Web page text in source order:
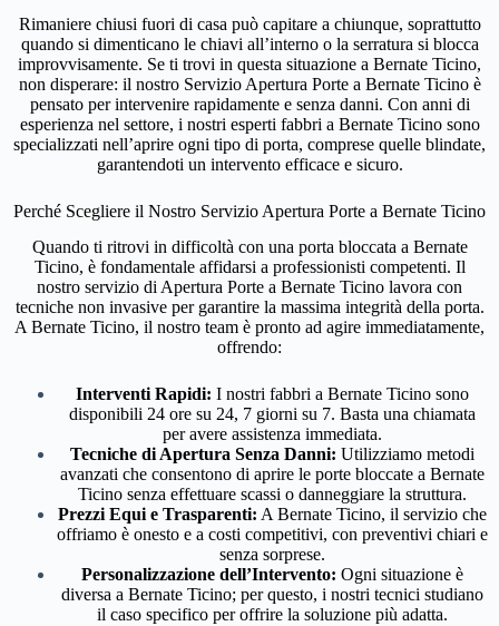
Rimaniere chiusi fuori di casa può capitare a chiunque, soprattutto
quando si dimenticano le chiavi all’interno o la serratura si blocca
improvvisamente. Se ti trovi in questa situazione a Bernate Ticino,
non disperare: il nostro Servizio Apertura Porte a Bernate Ticino è
pensato per intervenire rapidamente e senza danni. Con anni di
esperienza nel settore, i nostri esperti fabbri a Bernate Ticino sono
specializzati nell’aprire ogni tipo di porta, comprese quelle blindate,
garantendoti un intervento efficace e sicuro.
Perché Scegliere il Nostro Servizio Apertura Porte a Bernate Ticino
Quando ti ritrovi in difficoltà con una porta bloccata a Bernate
Ticino, è fondamentale affidarsi a professionisti competenti. Il
nostro servizio di Apertura Porte a Bernate Ticino lavora con
tecniche non invasive per garantire la massima integrità della porta.
A Bernate Ticino, il nostro team è pronto ad agire immediatamente,
offrendo:
Interventi Rapidi: I nostri fabbri a Bernate Ticino sono
disponibili 24 ore su 24, 7 giorni su 7. Basta una chiamata
per avere assistenza immediata.
Tecniche di Apertura Senza Danni: Utilizziamo metodi
avanzati che consentono di aprire le porte bloccate a Bernate
Ticino senza effettuare scassi o danneggiare la struttura.
Prezzi Equi e Trasparenti: A Bernate Ticino, il servizio che
offriamo è onesto e a costi competitivi, con preventivi chiari e
senza sorprese.
Personalizzazione dell’Intervento: Ogni situazione è
diversa a Bernate Ticino; per questo, i nostri tecnici studiano
il caso specifico per offrire la soluzione più adatta.